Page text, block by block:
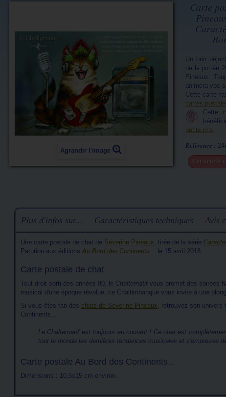
Agrandir l'image
Carte
Un brin
de la portée
Pineaux.
animera vos
Cette carte
cartes
Cette
petits prix.
Référence :
Cet article
Plus d'infos sur... Caractéristiques techniques Avis
Une carte postale de chat de Séverine Pineaux, tirée de la série
Parution aux éditions Au Bord des Continents... le 15 avril 2018.
Carte postale de chat
Tout droit sorti des années 80, le Chalternatif vous promet des soirées
musical d'une époque révolue, ce Chaltimbanque vous invite à une
Si vous êtes fan des chats de Séverine Pineaux, retrouvez son univers
Continents...
Le Chalternatif est toujours au courant ! Ce chat est
tout le monde les dernières tendances musicales et s'empresse
Carte postale Au Bord des Continents...
Dimensions : 10,5x15 cm environ.